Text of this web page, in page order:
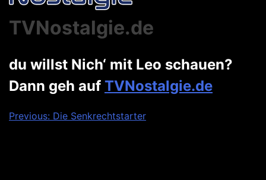
TVNostalgie.de
du willst Nich‘ mit Leo schauen?
Dann geh auf TVNostalgie.de
Beitragsnavigation
Previous: Die Senkrechtstarter